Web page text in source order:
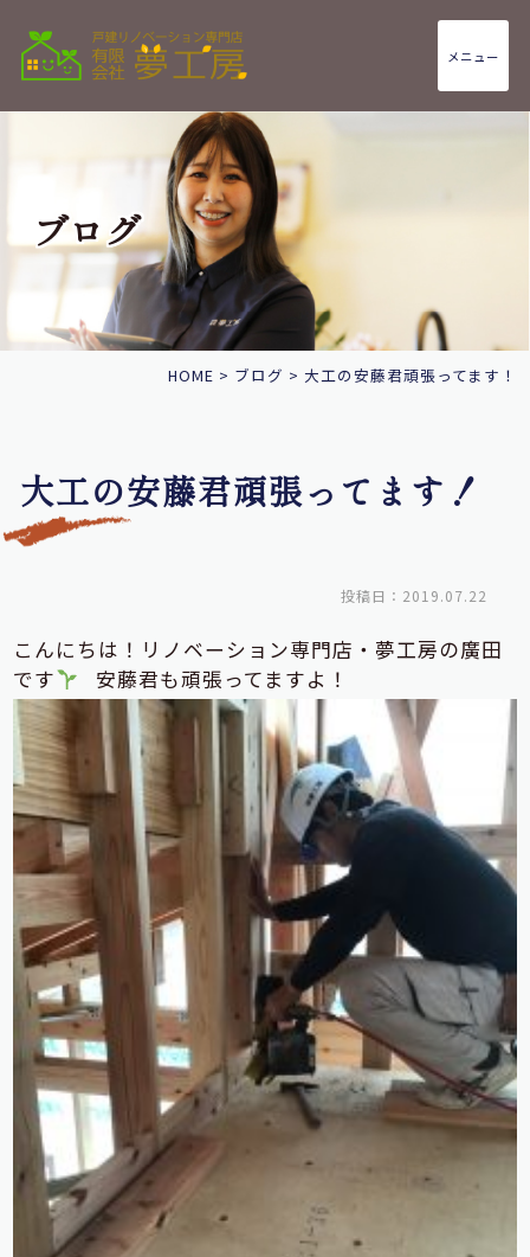
メニュー
ブログ
HOME > ブログ > 大工の安藤君頑張ってます！
大工の安藤君頑張ってます！
投稿日：2019.07.22
こんにちは！リノベーション専門店・夢工房の廣田
です
安藤君も頑張ってますよ！